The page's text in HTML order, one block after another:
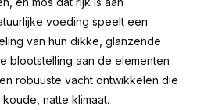
voeding speelt een
van hun dikke, glanzende
blootstelling aan de elementen
robuuste vacht ontwikkelen die
natte klimaat.